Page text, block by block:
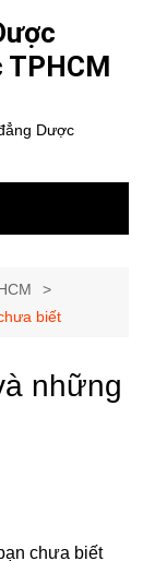
TPHCM
Dược
biết
những